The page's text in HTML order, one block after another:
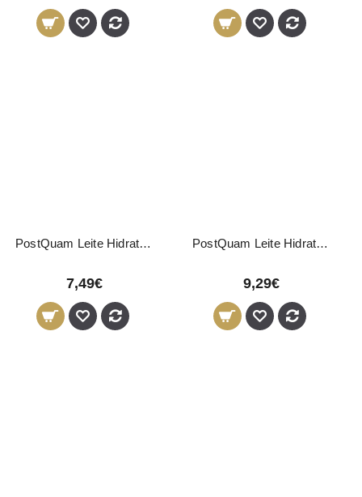
PostQuam Leite Hidratante Corporal 500ml
7,49€
PostQuam Leite Hidratante Corporal Q10 400ml
9,29€